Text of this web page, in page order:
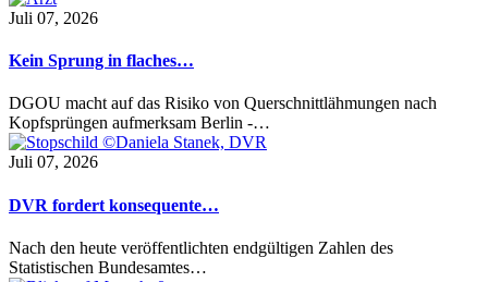
Juli 07, 2026
Kein Sprung in flaches…
DGOU macht auf das Risiko von Querschnittlähmungen nach
Kopfsprüngen aufmerksam Berlin -…
Juli 07, 2026
DVR fordert konsequente…
Nach den heute veröffentlichten endgültigen Zahlen des
Statistischen Bundesamtes…